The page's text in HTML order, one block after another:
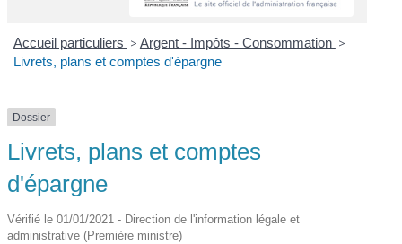
Accueil particuliers > Argent - Impôts - Consommation >
Livrets, plans et comptes d'épargne
Dossier
Livrets, plans et comptes
d'épargne
Vérifié le 01/01/2021 - Direction de l'information légale et
administrative (Première ministre)